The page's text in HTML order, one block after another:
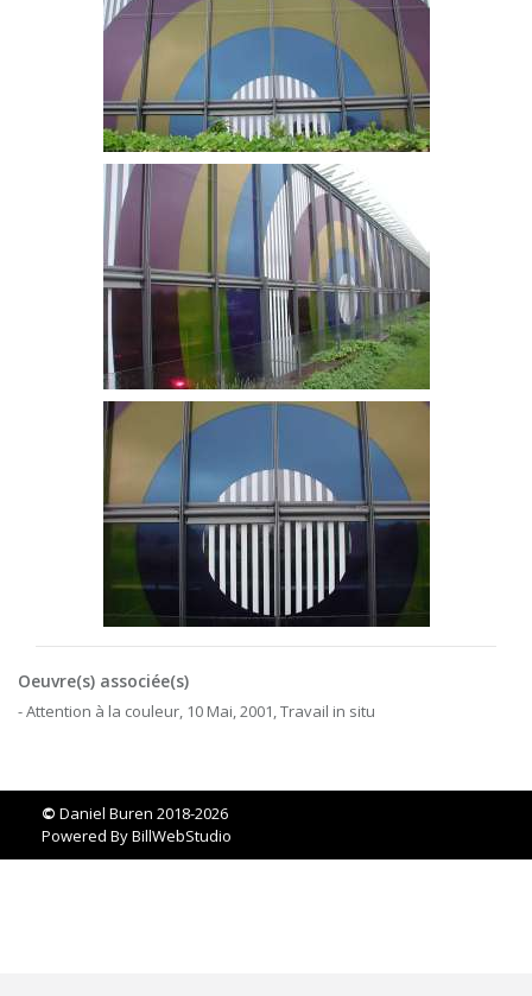
Oeuvre(s) associée(s)
- Attention à la couleur, 10 Mai, 2001, Travail in situ
© Daniel Buren 2018-2026
Powered ByBillWebStudio